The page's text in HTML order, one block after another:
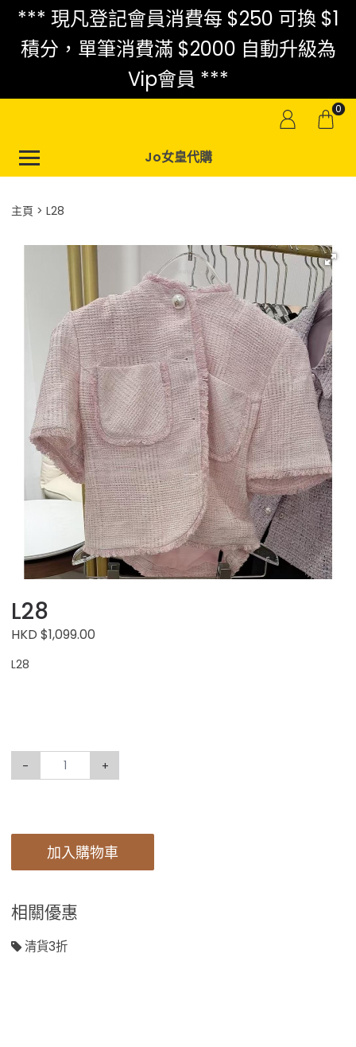
*** 現凡登記會員消費每 $250 可換 $1
積分，單筆消費滿 $2000 自動升級為
Vip會員 ***
0
Jo女皇代購
主頁 L28
L28
HKD $1,099.00
L28
- +
加入購物車
相關優惠
清貨3折